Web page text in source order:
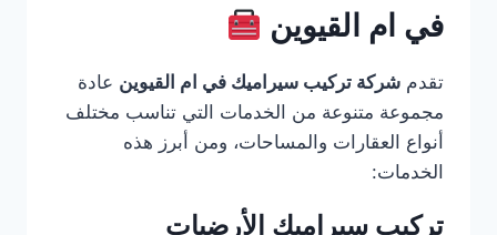
في ام القيوين
تقدم شركة تركيب سيراميك في ام القيوين عادة
مجموعة متنوعة من الخدمات التي تناسب مختلف
أنواع العقارات والمساحات، ومن أبرز هذه
الخدمات:
تركيب سيراميك الأرضيات